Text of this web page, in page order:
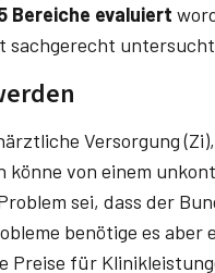
Bereiche evaluiert
sachgerecht
Versorgung
könne von einem
sei, dass der
benötige es aber
für